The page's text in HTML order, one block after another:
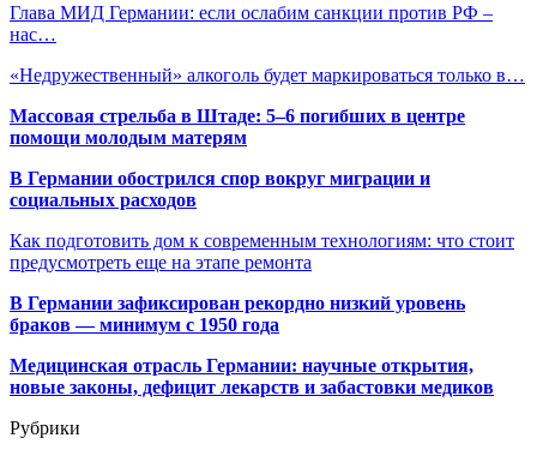
Глава МИД Германии: если ослабим санкции против РФ –
нас…
«Недружественный» алкоголь будет маркироваться только в…
Массовая стрельба в Штаде: 5–6 погибших в центре
помощи молодым матерям
В Германии обострился спор вокруг миграции и
социальных расходов
Как подготовить дом к современным технологиям: что стоит
предусмотреть еще на этапе ремонта
В Германии зафиксирован рекордно низкий уровень
браков — минимум с 1950 года
Медицинская отрасль Германии: научные открытия,
новые законы, дефицит лекарств и забастовки медиков
Рубрики